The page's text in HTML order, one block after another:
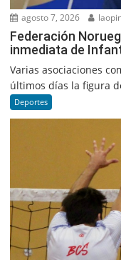
agosto 7, 2026
Federación
inmediata de
Varias asociaciones
últimos días la figura
Deportes